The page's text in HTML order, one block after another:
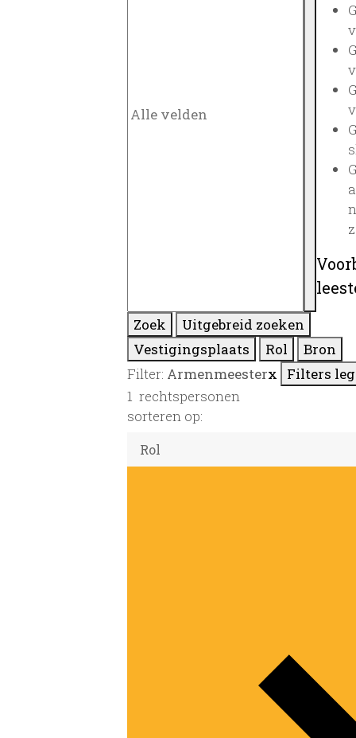
Zoek
Uitgebreid zoeken
Vestigingsplaats
Rol
Bron
Filter: Armenmeesterx
Filters
1 rechtspersonen
sorteren op: